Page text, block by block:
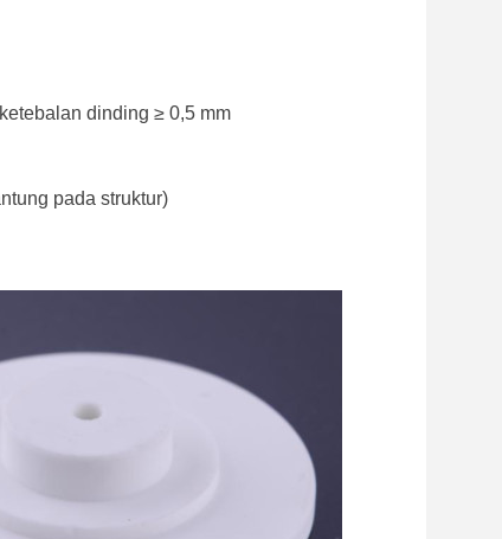
dinding ≥ 0,5 mm
pada struktur)